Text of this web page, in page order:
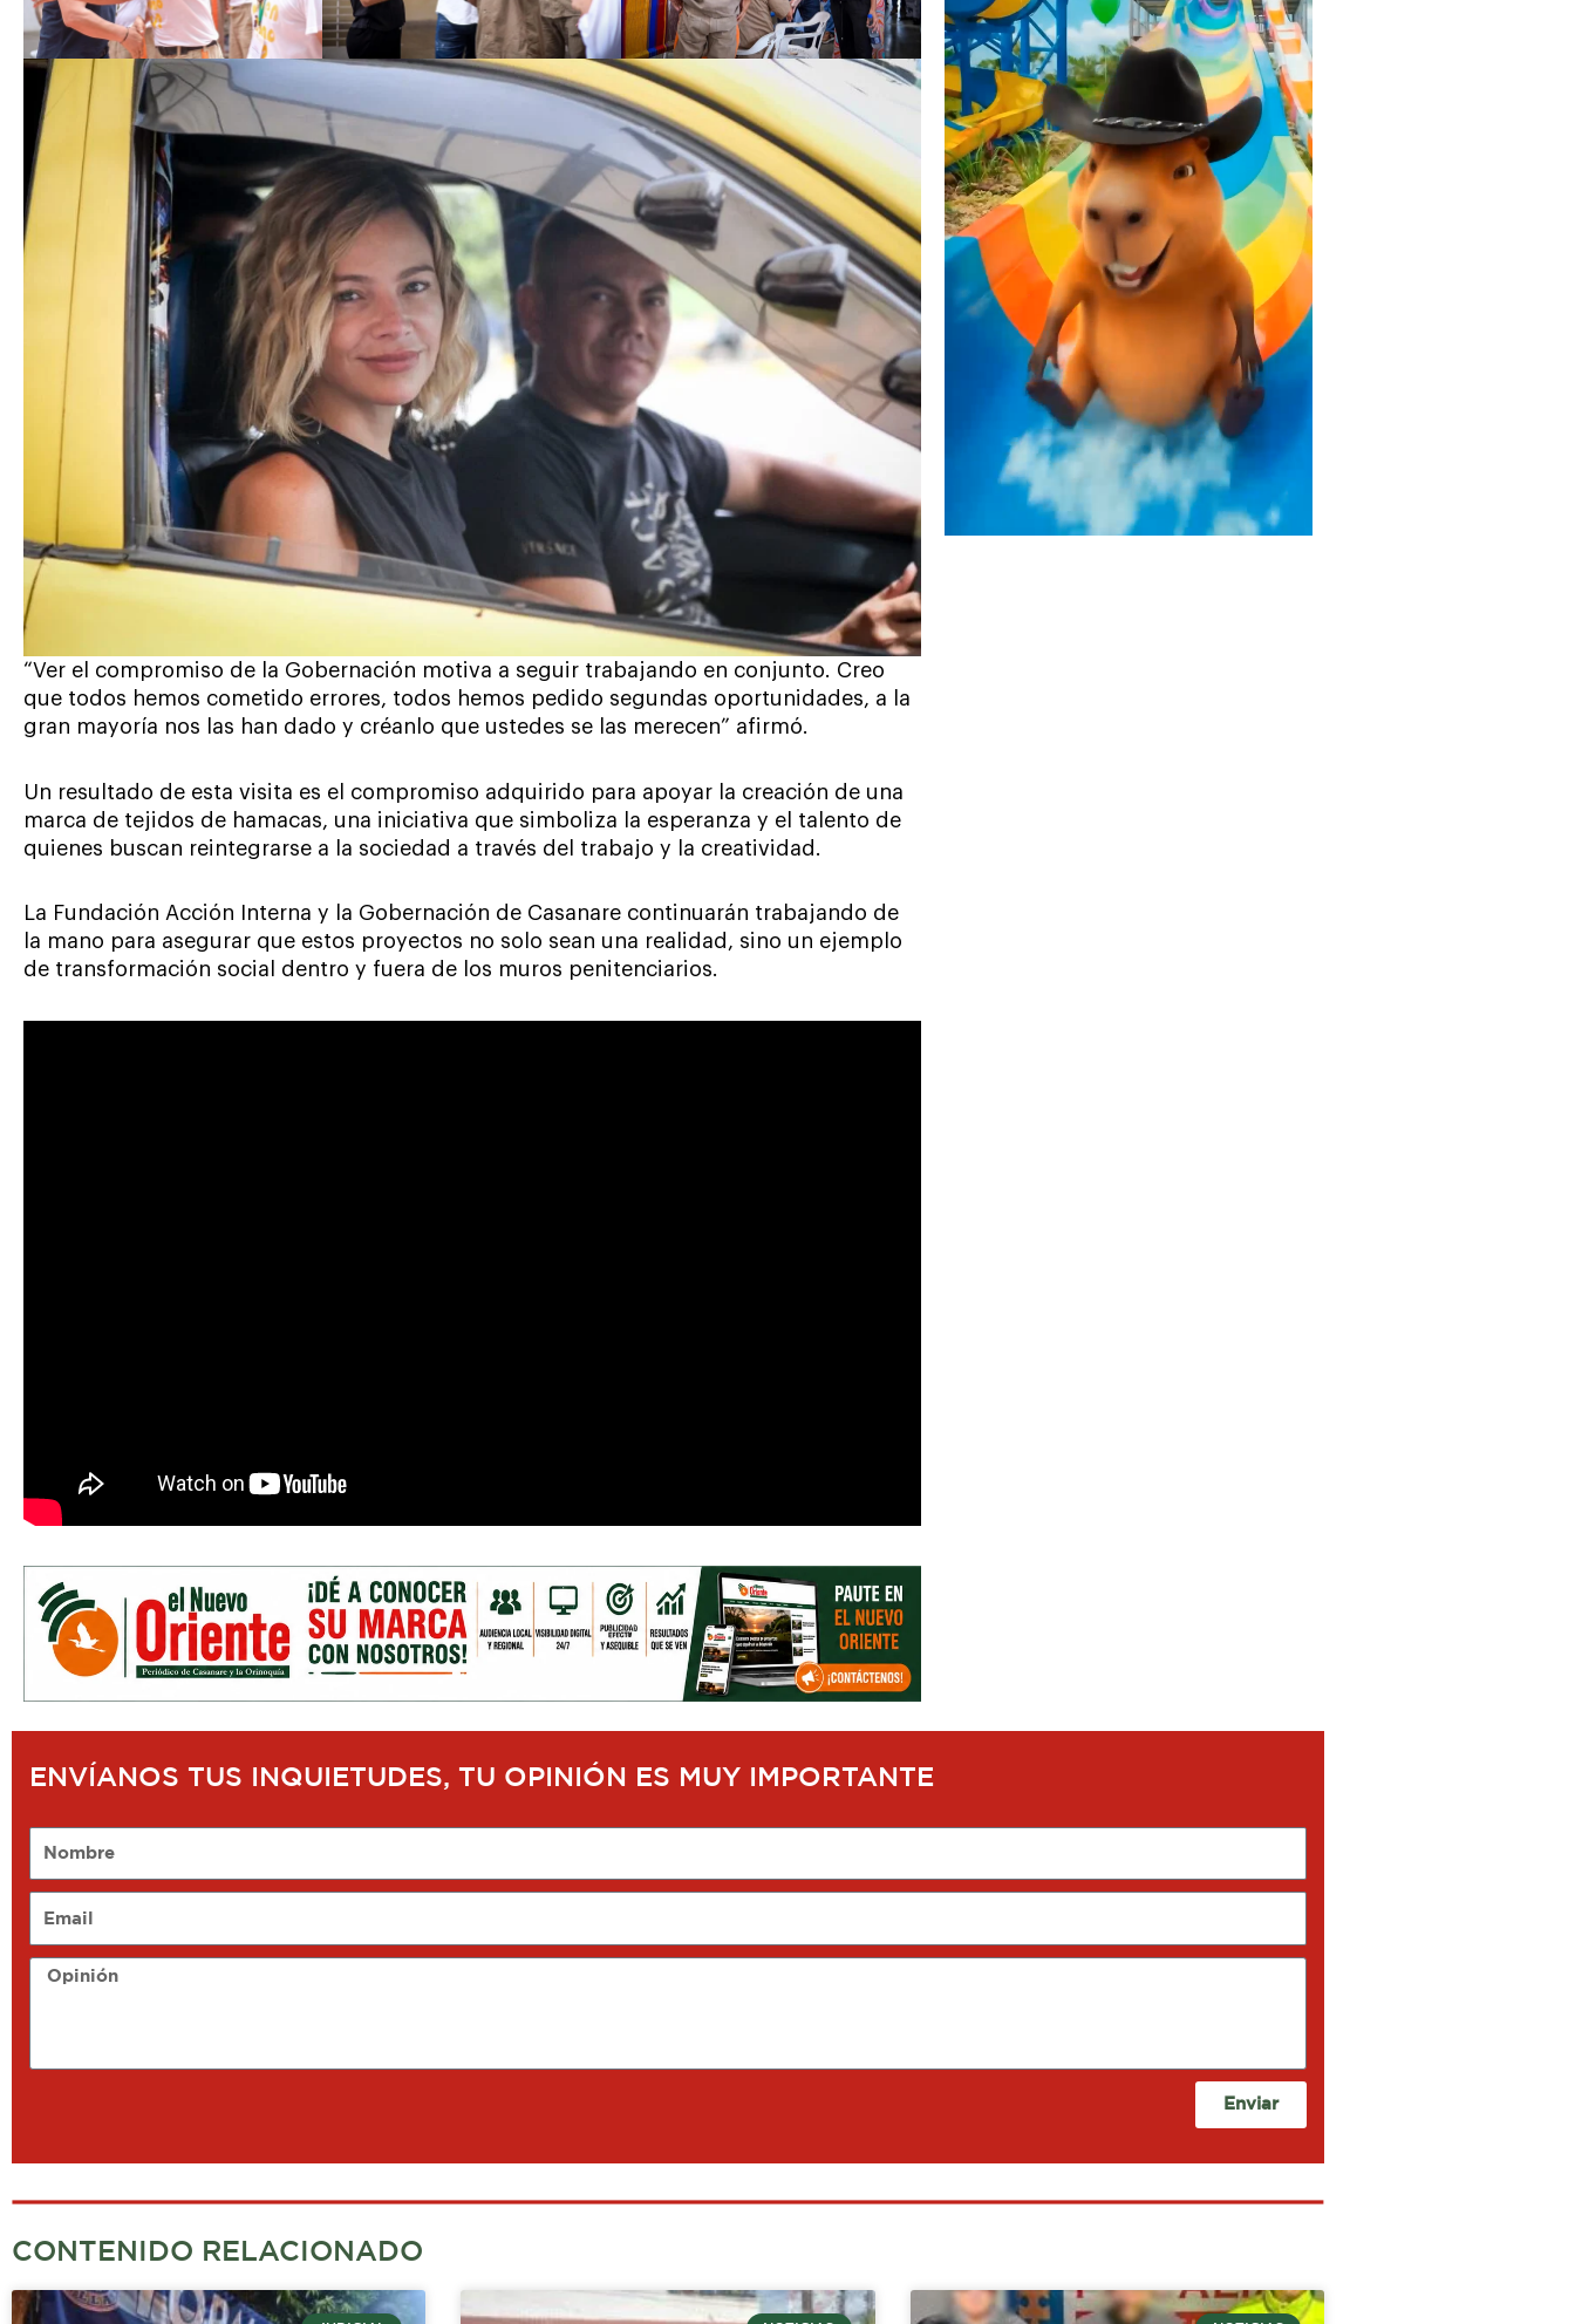
“Ver el compromiso de la Gobernación motiva a seguir trabajando en conjunto. Creo
que todos hemos cometido errores, todos hemos pedido segundas oportunidades, a la
gran mayoría nos las han dado y créanlo que ustedes se las merecen” afirmó.
Un resultado de esta visita es el compromiso adquirido para apoyar la creación de una
marca de tejidos de hamacas, una iniciativa que simboliza la esperanza y el talento de
quienes buscan reintegrarse a la sociedad a través del trabajo y la creatividad.
La Fundación Acción Interna y la Gobernación de Casanare continuarán trabajando de
la mano para asegurar que estos proyectos no solo sean una realidad, sino un ejemplo
de transformación social dentro y fuera de los muros penitenciarios.
ENVÍANOS TUS INQUIETUDES, TU OPINIÓN ES MUY IMPORTANTE
Opinión
Enviar
CONTENIDO RELACIONADO